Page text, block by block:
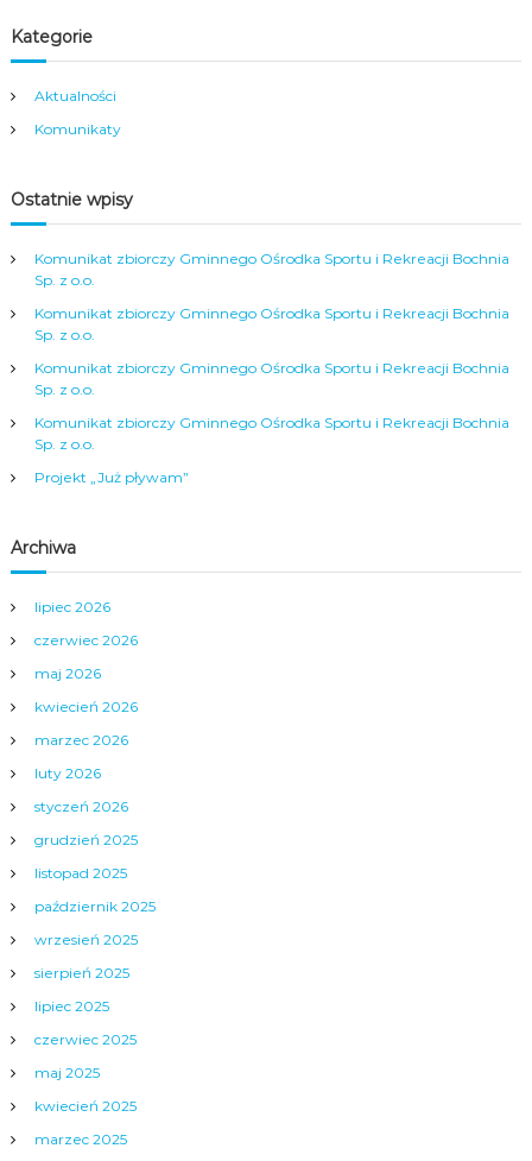
Kategorie
Aktualności
Komunikaty
Ostatnie wpisy
Komunikat zbiorczy Gminnego Ośrodka Sportu i Rekreacji Bochnia
Sp. z o.o.
Komunikat zbiorczy Gminnego Ośrodka Sportu i Rekreacji Bochnia
Sp. z o.o.
Komunikat zbiorczy Gminnego Ośrodka Sportu i Rekreacji Bochnia
Sp. z o.o.
Komunikat zbiorczy Gminnego Ośrodka Sportu i Rekreacji Bochnia
Sp. z o.o.
Projekt „Już pływam”
Archiwa
lipiec 2026
czerwiec 2026
maj 2026
kwiecień 2026
marzec 2026
luty 2026
styczeń 2026
grudzień 2025
listopad 2025
październik 2025
wrzesień 2025
sierpień 2025
lipiec 2025
czerwiec 2025
maj 2025
kwiecień 2025
marzec 2025